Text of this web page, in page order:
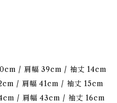
/ 肩幅 39cm / 袖丈 14cm
/ 肩幅 41cm / 袖丈 15cm
/ 肩幅 43cm / 袖丈 16cm